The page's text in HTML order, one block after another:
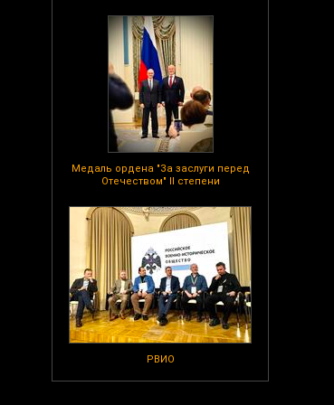
Медаль ордена "За заслуги перед
Отечеством" II степени
РВИО